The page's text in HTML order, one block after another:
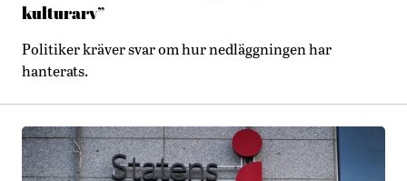
kulturarv”
Politiker kräver svar om hur nedläggningen har
hanterats.